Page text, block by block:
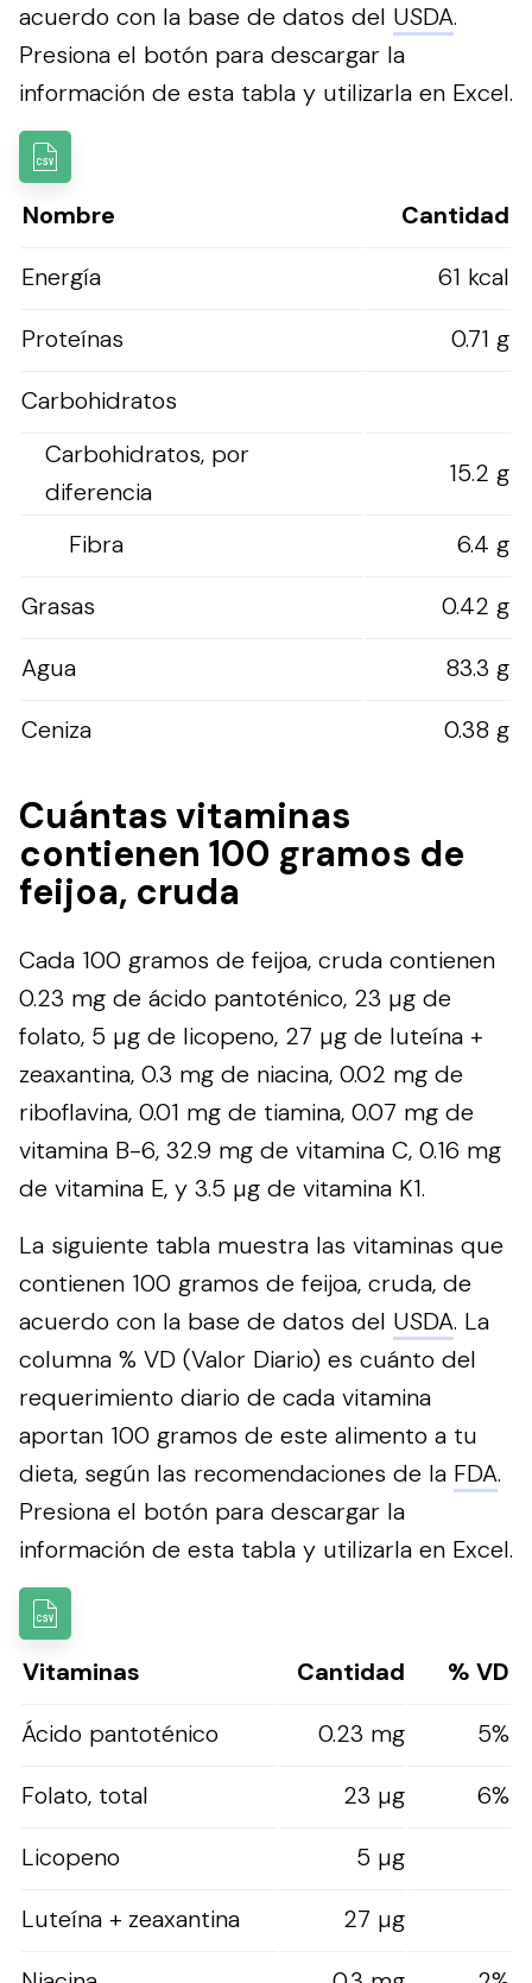
acuerdo con la base de datos del USDA.
Presiona el botón para descargar la
información de esta tabla y utilizarla en Excel.
Nombre
Cantidad
Energía
61 kcal
Proteínas
0.71 g
Carbohidratos
Carbohidratos, por
diferencia
15.2 g
Fibra
6.4 g
Grasas
0.42 g
Agua
83.3 g
Ceniza
0.38 g
Cuántas vitaminas
contienen 100 gramos de
feijoa, cruda
Cada 100 gramos de feijoa, cruda contienen
0.23 mg de ácido pantoténico, 23 µg de
folato, 5 µg de licopeno, 27 µg de luteína +
zeaxantina, 0.3 mg de niacina, 0.02 mg de
riboflavina, 0.01 mg de tiamina, 0.07 mg de
vitamina B-6, 32.9 mg de vitamina C, 0.16 mg
de vitamina E, y 3.5 µg de vitamina K1.
La siguiente tabla muestra las vitaminas que
contienen 100 gramos de feijoa, cruda, de
acuerdo con la base de datos del USDA. La
columna % VD (Valor Diario) es cuánto del
requerimiento diario de cada vitamina
aportan 100 gramos de este alimento a tu
dieta, según las recomendaciones de la FDA.
Presiona el botón para descargar la
información de esta tabla y utilizarla en Excel.
Vitaminas Cantidad
% VD
Ácido pantoténico
0.23 mg
5%
Folato, total
23 µg
6%
Licopeno
5 µg
Luteína + zeaxantina
27 µg